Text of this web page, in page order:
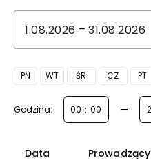
–
PN WT ŚR CZ PT
Godzina: : —
Data Prowadzący